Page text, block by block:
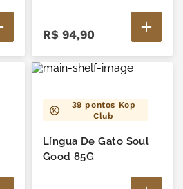
R$ 94,90
39 pontos Kop
Club
Língua De Gato Soul
Good 85G